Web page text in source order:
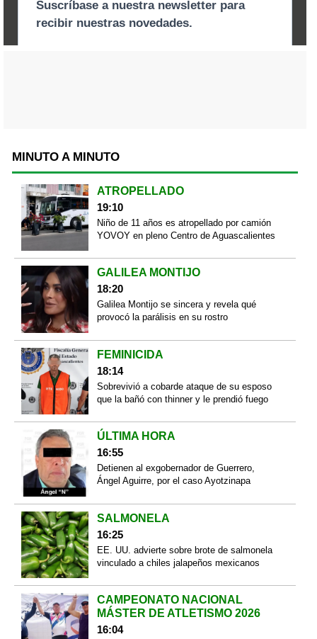
MINUTO A MINUTO
ATROPELLADO
19:10
Niño de 11 años es atropellado por camión
YOVOY en pleno Centro de Aguascalientes
GALILEA MONTIJO
18:20
Galilea Montijo se sincera y revela qué
provocó la parálisis en su rostro
FEMINICIDA
18:14
Sobrevivió a cobarde ataque de su esposo
que la bañó con thinner y le prendió fuego
ÚLTIMA HORA
16:55
Detienen al exgobernador de Guerrero,
Ángel Aguirre, por el caso Ayotzinapa
SALMONELA
16:25
EE. UU. advierte sobre brote de salmonela
vinculado a chiles jalapeños mexicanos
CAMPEONATO NACIONAL
MÁSTER DE ATLETISMO 2026
16:04